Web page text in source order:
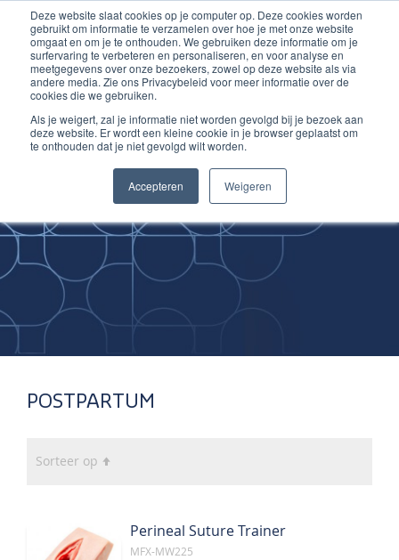
Deze website slaat cookies op je computer op. Deze cookies worden
gebruikt om informatie te verzamelen over hoe je met onze website
omgaat en om je te onthouden. We gebruiken deze informatie om je
surfervaring te verbeteren en personaliseren, en voor analyse en
meetgegevens over onze bezoekers, zowel op deze website als via
andere media. Zie ons Privacybeleid voor meer informatie over de
cookies die we gebruiken.
Als je weigert, zal je informatie niet worden gevolgd bij je bezoek aan
deze website. Er wordt een kleine cookie in je browser geplaatst om
te onthouden dat je niet gevolgd wilt worden.
Accepteren Weigeren
Inloggen account
Ga
naar
de
inhoud
Improving
Medical Skills
POSTPARTUM
Sorteer op
sorteren
Perineal Suture Trainer
MFX-MW225